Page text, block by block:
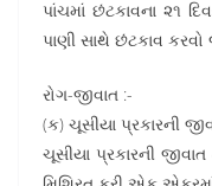
પાંચમાં છંટકાવના ૨૧
પાણી સાથે છંટકાવ
રોગ-જીવાત :-
(ક) ચૂસીયા પ્રકારની
ચૂસીયા પ્રકારની જીવાત